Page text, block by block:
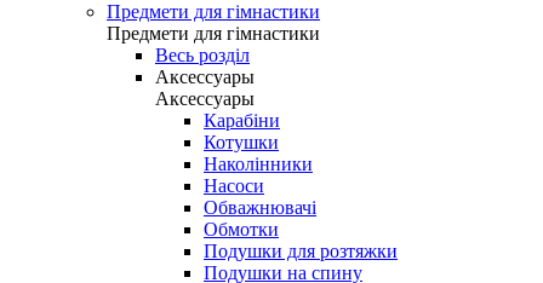
Предмети для гімнастики
Предмети для гімнастики
Весь розділ
Аксессуары
Аксессуары
Карабіни
Котушки
Наколінники
Насоси
Обважнювачі
Обмотки
Подушки для розтяжки
Подушки на спину